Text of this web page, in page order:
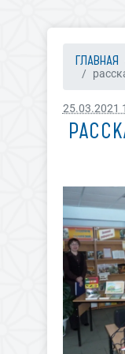
ГЛАВНАЯ
25.03.2021